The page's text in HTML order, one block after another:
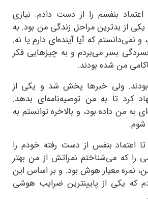
اعتماد بنفسم را از دست دادم. نیازی
از بدترین مراحل زندگی من بود. به
نمی‌دانستم که آیا آینده‌ای دارم یا نه.
بسر می‌بردم و به چیزهایی فکر
من شده بودند.
بودند. ولی خبرها پخش شد و یکی از
کرد تا به من توصیه‌نامه‌ای بدهد.
به من داده بود، و بالاخره توانستم به
شوم.
اعتماد بنفس از دست رفته خودم را
که می‌شناختم نمراتش از من بهتر
نمره معیار هوش بود. و بر اساس این
که یکی از پایینترین ضرایب هوشی